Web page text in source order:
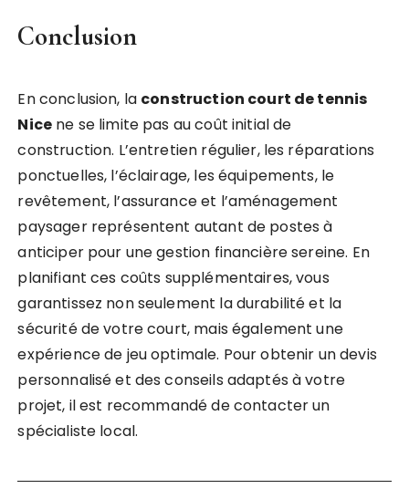
Conclusion
En conclusion, la construction court de tennis
Nice ne se limite pas au coût initial de
construction. L’entretien régulier, les réparations
ponctuelles, l’éclairage, les équipements, le
revêtement, l’assurance et l’aménagement
paysager représentent autant de postes à
anticiper pour une gestion financière sereine. En
planifiant ces coûts supplémentaires, vous
garantissez non seulement la durabilité et la
sécurité de votre court, mais également une
expérience de jeu optimale. Pour obtenir un devis
personnalisé et des conseils adaptés à votre
projet, il est recommandé de contacter un
spécialiste local.